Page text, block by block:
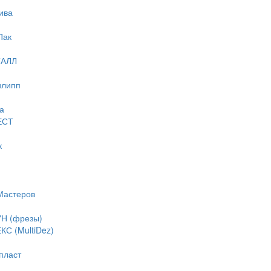
(фрезы)
(MultiDez)